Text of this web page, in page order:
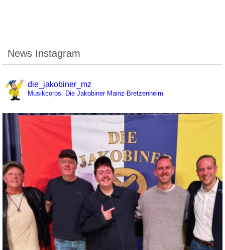
News Instagram
die_jakobiner_mz
Musikcorps. Die Jakobiner Mainz-Bretzenheim